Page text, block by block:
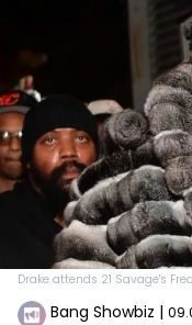
Drake attends 21 Savage's
Bang Showbiz |